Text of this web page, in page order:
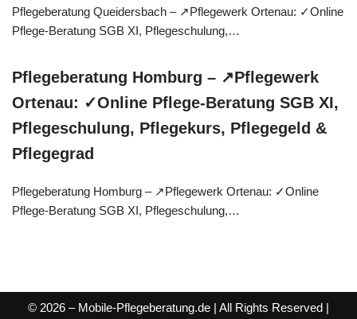
Pflegeberatung Queidersbach – ↗️Pflegewerk Ortenau: ✓Online
Pflege-Beratung SGB XI, Pflegeschulung,…
Pflegeberatung Homburg – ↗️Pflegewerk
Ortenau: ✓Online Pflege-Beratung SGB XI,
Pflegeschulung, Pflegekurs, Pflegegeld &
Pflegegrad
Pflegeberatung Homburg – ↗️Pflegewerk Ortenau: ✓Online
Pflege-Beratung SGB XI, Pflegeschulung,…
© 2026 – Mobile-Pflegeberatung.de | All Rights Reserved |